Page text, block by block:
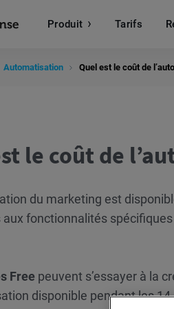
Produit Tarifs
Automatisation Quel est le coût de
le coût de
du marketing est
aux fonctionnalités
Free peuvent s’essayer à la
disponible pendant les 14